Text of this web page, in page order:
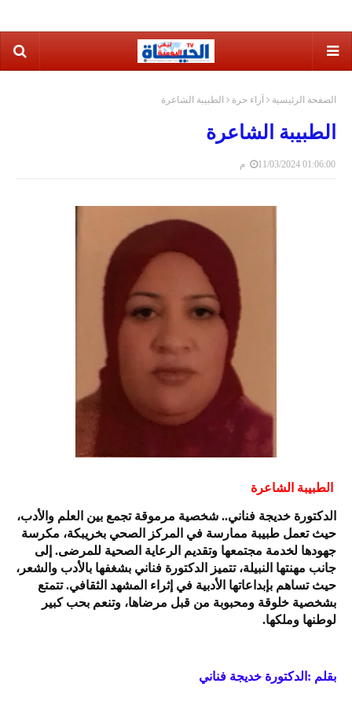
الصفحة الرئيسية آراء حرة الطبيبة الشاعرة
الطبيبة الشاعرة
11/03/2024 01:06:00 م
الطبيبة الشاعرة
الدكتورة خديجة فناني.. شخصية مرموقة تجمع بين العلم والأدب،
حيث تعمل طبيبة ممارسة في المركز الصحي بخريبكة، مكرسة
جهودها لخدمة مجتمعها وتقديم الرعاية الصحية للمرضى. إلى
جانب مهنتها النبيلة، تتميز الدكتورة فناني بشغفها بالأدب والشعر،
حيث تساهم بإبداعاتها الأدبية في إثراء المشهد الثقافي. تتمتع
بشخصية خلوقة ومحبوبة من قبل مرضاها، وتنعم بحب كبير
لوطنها وملكها.
بقلم :الدكتورة خديجة فناني